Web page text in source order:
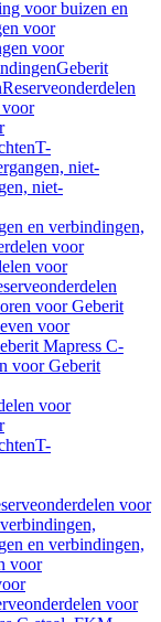
voor buizen en
voor
voor
Geberit
Reserveonderdelen
voor
T-
niet-
niet-
en verbindingen,
voor
voor
voor Geberit
voor
Mapress C-
voor Geberit
voor
T-
voor
en verbindingen,
voor
voor